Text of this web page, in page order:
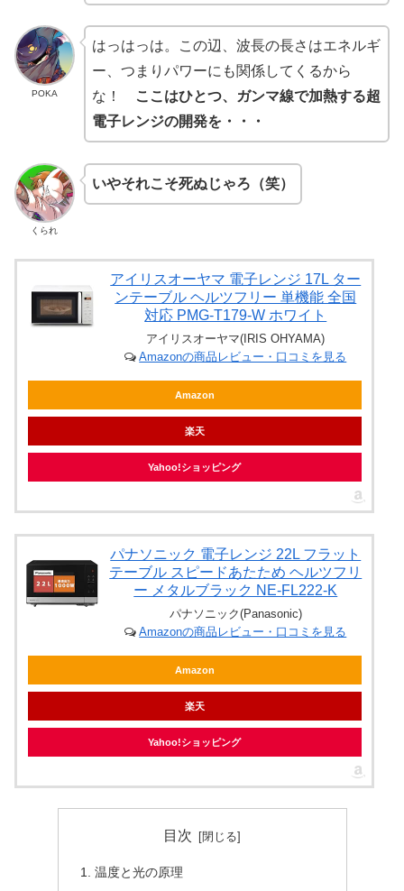
POKA
はっはっは。この辺、波長の長さはエネルギ
ー、つまりパワーにも関係してくるから
な！
ここはひとつ、ガンマ線で加熱する超
電子レンジの開発を・・・
くられ
いやそれこそ死ぬじゃろ（笑）
アイリスオーヤマ 電子レンジ 17L ター
ンテーブル ヘルツフリー 単機能 全国
対応 PMG-T179-W ホワイト
アイリスオーヤマ(IRIS OHYAMA)
Amazonの商品レビュー・口コミを見る
Amazon
楽天
Yahoo!ショッピング
パナソニック 電子レンジ 22L フラット
テーブル スピードあたため ヘルツフリ
ー メタルブラック NE-FL222-K
パナソニック(Panasonic)
Amazonの商品レビュー・口コミを見る
Amazon
楽天
Yahoo!ショッピング
目次
温度と光の原理